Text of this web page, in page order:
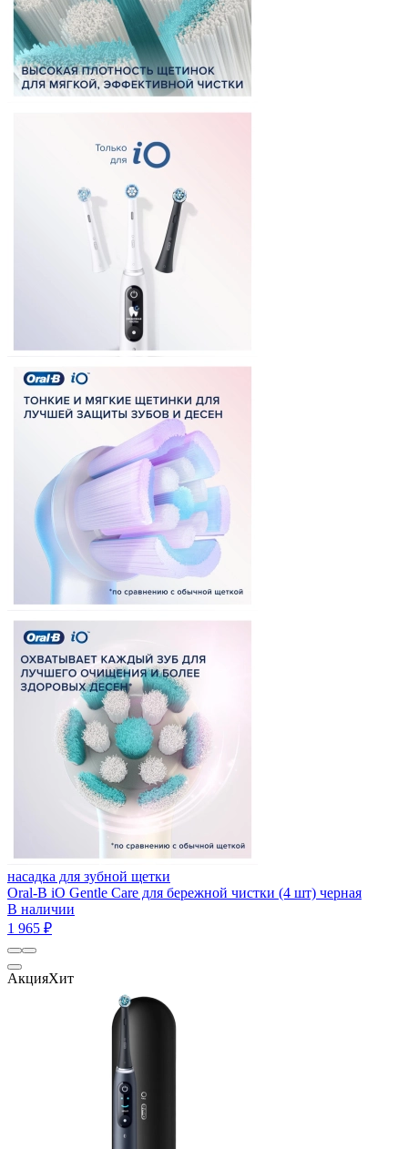
насадка для зубной щетки
Oral-B iO Gentle Care для бережной чистки (4 шт) черная
В наличии
1 965 ₽
АкцияХит